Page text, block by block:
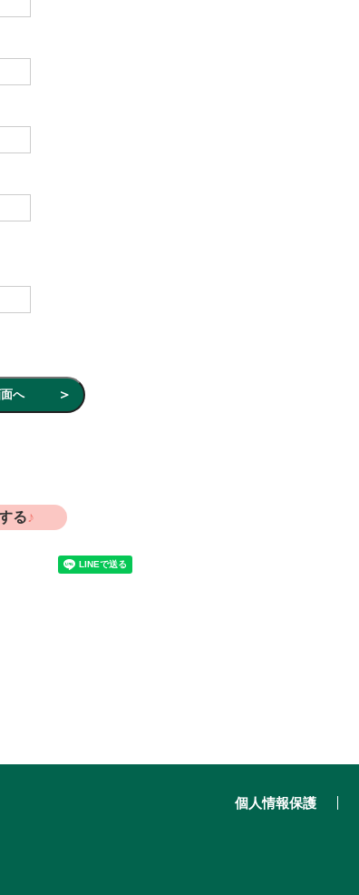
る
個人情報保護